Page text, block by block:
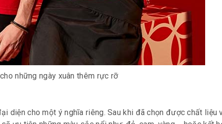
những ngày xuân thêm rực rỡ
diện cho một ý nghĩa riêng. Sau khi đã chọn được chất liệu